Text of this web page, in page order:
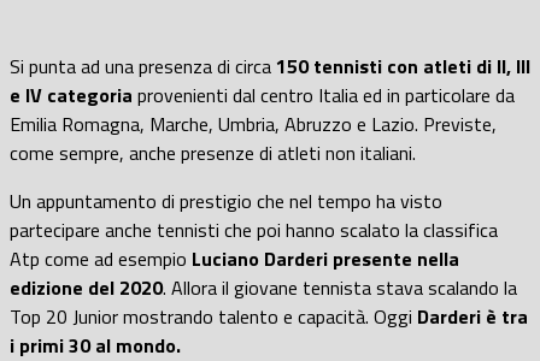
Si punta ad una presenza di circa150 tennisti con atleti di II, III
e IV categoria provenienti dal centro Italia ed in particolare da
Emilia Romagna, Marche, Umbria, Abruzzo e Lazio. Previste,
come sempre, anche presenze di atleti non italiani.
Un appuntamento di prestigio che nel tempo ha visto
partecipare anche tennisti che poi hanno scalato la classifica
Atp come ad esempio Luciano Darderi presente nella
edizione del 2020. Allora il giovane tennista stava scalando la
Top 20 Junior mostrando talento e capacità. Oggi Darderi è tra
i primi 30 al mondo.